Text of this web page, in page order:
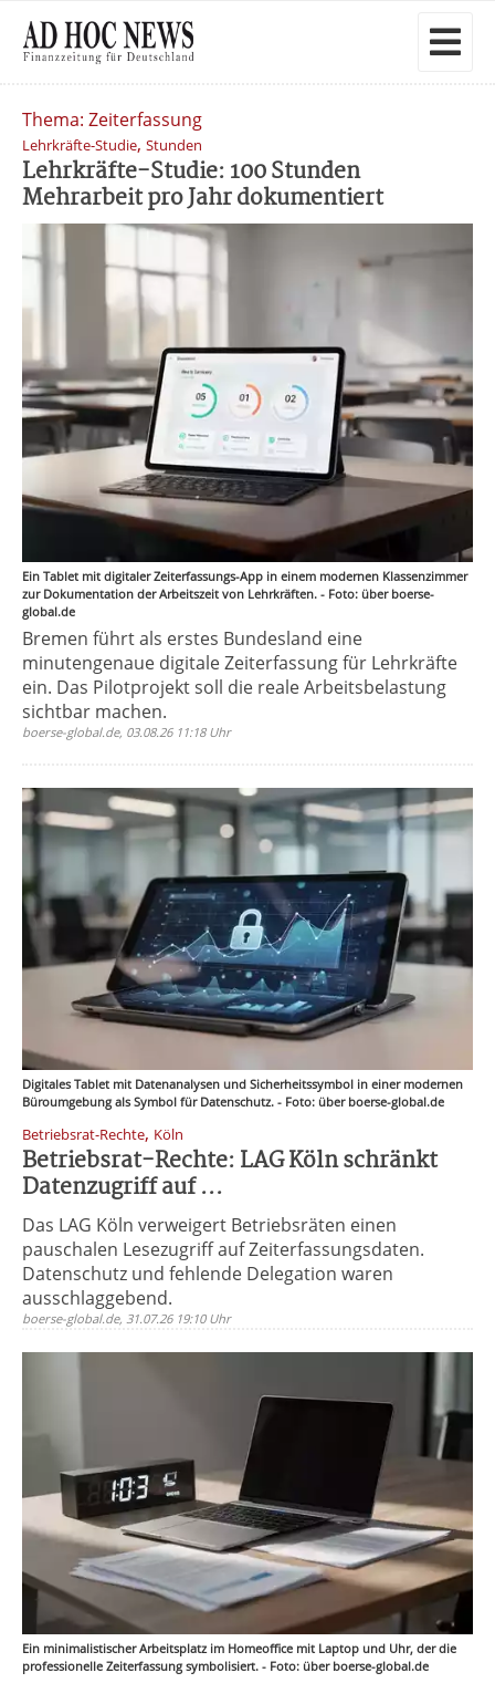
Thema: Zeiterfassung
Lehrkräfte-Studie, Stunden
Lehrkräfte-Studie: 100 Stunden
Mehrarbeit pro Jahr dokumentiert
Ein Tablet mit digitaler Zeiterfassungs-App in einem modernen Klassenzimmer
zur Dokumentation der Arbeitszeit von Lehrkräften. - Foto: über boerse-
global.de
Bremen führt als erstes Bundesland eine
minutengenaue digitale Zeiterfassung für Lehrkräfte
ein. Das Pilotprojekt soll die reale Arbeitsbelastung
sichtbar machen.
boerse-global.de, 03.08.26 11:18 Uhr
Digitales Tablet mit Datenanalysen und Sicherheitssymbol in einer modernen
Büroumgebung als Symbol für Datenschutz. - Foto: über boerse-global.de
Betriebsrat-Rechte, Köln
Betriebsrat-Rechte: LAG Köln schränkt
Datenzugriff auf ...
Das LAG Köln verweigert Betriebsräten einen
pauschalen Lesezugriff auf Zeiterfassungsdaten.
Datenschutz und fehlende Delegation waren
ausschlaggebend.
boerse-global.de, 31.07.26 19:10 Uhr
Ein minimalistischer Arbeitsplatz im Homeoffice mit Laptop und Uhr, der die
professionelle Zeiterfassung symbolisiert. - Foto: über boerse-global.de